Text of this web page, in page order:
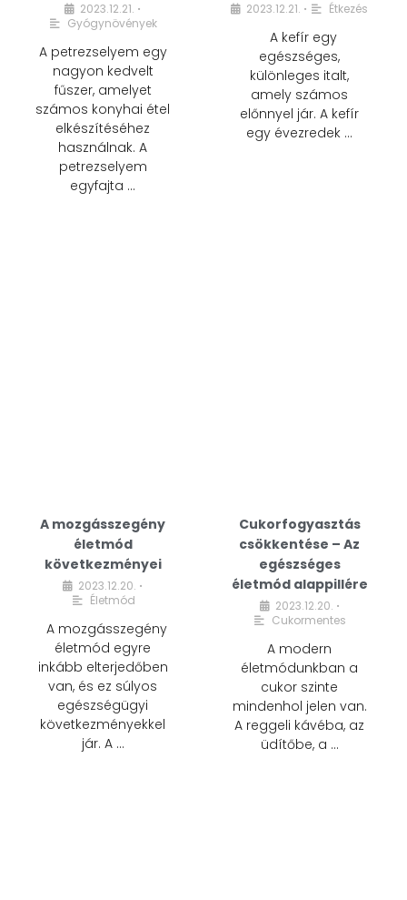
2023.12.21. •
Gyógynövények
A petrezselyem egy
nagyon kedvelt
fűszer, amelyet
számos konyhai étel
elkészítéséhez
használnak. A
petrezselyem
egyfajta …
2023.12.21. • Étkezés
A kefír egy
egészséges,
különleges italt,
amely számos
előnnyel jár. A kefír
egy évezredek …
A mozgásszegény
életmód
következményei
2023.12.20. •
Életmód
A mozgásszegény
életmód egyre
inkább elterjedőben
van, és ez súlyos
egészségügyi
következményekkel
jár. A …
Cukorfogyasztás
csökkentése – Az
egészséges
életmód alappillére
2023.12.20. •
Cukormentes
A modern
életmódunkban a
cukor szinte
mindenhol jelen van.
A reggeli kávéba, az
üdítőbe, a …